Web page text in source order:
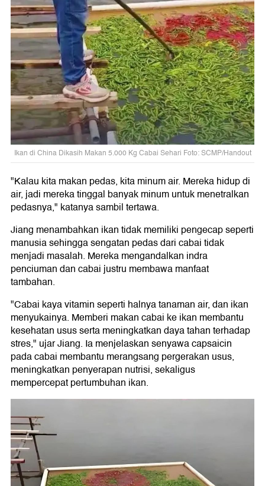
Ikan di China Dikasih Makan 5.000 Kg Cabai Sehari Foto: SCMP/Handout
"Kalau kita makan pedas, kita minum air. Mereka hidup di
air, jadi mereka tinggal banyak minum untuk menetralkan
pedasnya," katanya sambil tertawa.
Jiang menambahkan ikan tidak memiliki pengecap seperti
manusia sehingga sengatan pedas dari cabai tidak
menjadi masalah. Mereka mengandalkan indra
penciuman dan cabai justru membawa manfaat
tambahan.
"Cabai kaya vitamin seperti halnya tanaman air, dan ikan
menyukainya. Memberi makan cabai ke ikan membantu
kesehatan usus serta meningkatkan daya tahan terhadap
stres," ujar Jiang. Ia menjelaskan senyawa capsaicin
pada cabai membantu merangsang pergerakan usus,
meningkatkan penyerapan nutrisi, sekaligus
mempercepat pertumbuhan ikan.